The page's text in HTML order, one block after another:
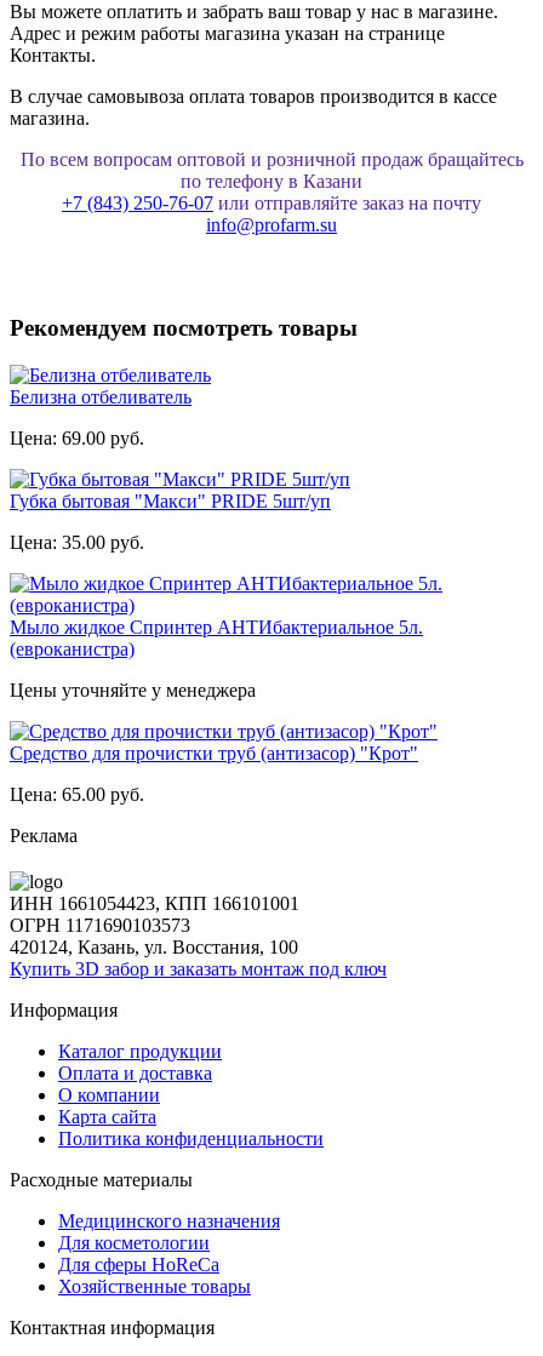
Вы можете оплатить и забрать ваш товар у нас в магазине.
Адрес и режим работы магазина указан на странице
Контакты.
В случае самовывоза оплата товаров производится в кассе
магазина.
По всем вопросам оптовой и розничной продаж бращайтесь
по телефону в Казани
+7 (843) 250-76-07 или отправляйте заказ на почту
info@profarm.su
Рекомендуем посмотреть товары
Белизна отбеливатель
Цена: 69.00 руб.
Губка бытовая "Макси" PRIDE 5шт/уп
Цена: 35.00 руб.
Мыло жидкое Спринтер АНТИбактериальное 5л.
(евроканистра)
Цены уточняйте у менеджера
Средство для прочистки труб (антизасор) "Крот"
Цена: 65.00 руб.
Реклама
ИНН 1661054423, КПП 166101001
ОГРН 1171690103573
420124, Казань, ул. Восстания, 100
Купить 3D забор и заказать монтаж под ключ
Информация
Каталог продукции
Оплата и доставка
О компании
Карта сайта
Политика конфиденциальности
Расходные материалы
Медицинского назначения
Для косметологии
Для сферы HoReCa
Хозяйственные товары
Контактная информация